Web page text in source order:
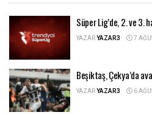
Süper Lig’de, 2. ve 3.
YAZARYAZAR3 7
Beşiktaş, Çekya’da
YAZARYAZAR3 6